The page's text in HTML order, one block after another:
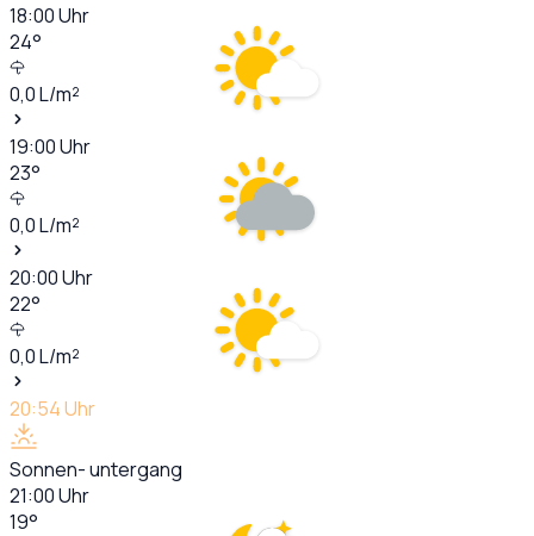
18:00Uhr
24°
0,0L/m²
19:00Uhr
23°
0,0L/m²
20:00Uhr
22°
0,0L/m²
20:54Uhr
Sonnen- untergang
21:00Uhr
19°